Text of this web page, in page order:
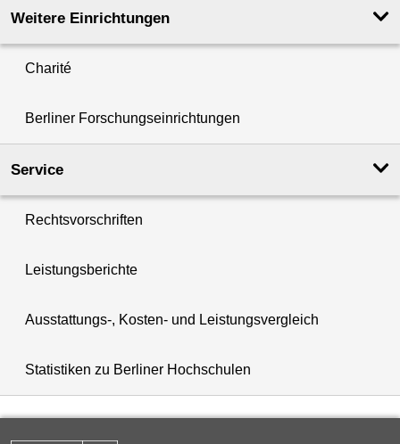
Weitere Einrichtungen
Charité
Berliner Forschungseinrichtungen
Service
Rechtsvorschriften
Leistungsberichte
Ausstattungs-, Kosten- und Leistungsvergleich
Statistiken zu Berliner Hochschulen